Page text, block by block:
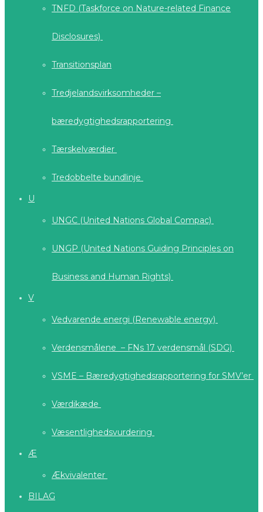
TNFD (Taskforce on Nature-related Finance
Disclosures)
Transitionsplan
Tredjelandsvirksomheder –
bæredygtighedsrapportering
Tærskelværdier
Tredobbelte bundlinje
U
UNGC (United Nations Global Compac)
UNGP (United Nations Guiding Principles on
Business and Human Rights)
V
Vedvarende energi (Renewable energy)
Verdensmålene – FNs 17 verdensmål (SDG)
VSME – Bæredygtighedsrapportering for SMV’er
Værdikæde
Væsentlighedsvurdering
Æ
Ækvivalenter
BILAG